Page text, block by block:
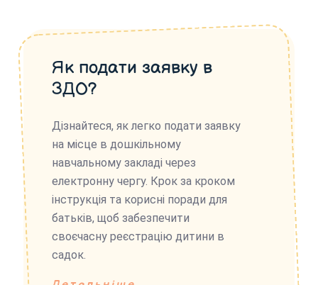
Як подати заявку в
ЗДО?
Дізнайтеся, як легко подати заявку
на місце в дошкільному
навчальному закладі через
електронну чергу. Крок за кроком
інструкція та корисні поради для
батьків, щоб забезпечити
своєчасну реєстрацію дитини в
садок.